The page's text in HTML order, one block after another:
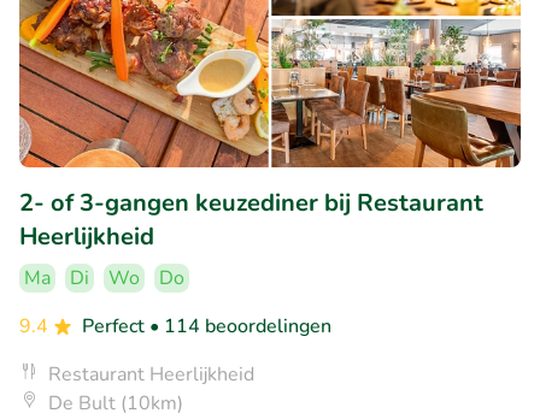
2- of 3-gangen keuzediner bij Restaurant
Heerlijkheid
Ma Di Wo
Do
9.4
Perfect • 114 beoordelingen
Restaurant Heerlijkheid
De Bult (10km)